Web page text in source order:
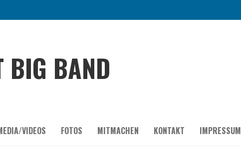
BIG BAND
VIDEOS FOTOS MITMACHEN KONTAKT IMPRESSUM